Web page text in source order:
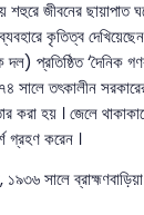
শহুরে জীবনের ছায়াপাত
কৃতিত্ব
দল) প্রতিষ্ঠিত ‘দৈনিক
সালে তৎকালীন
হয় । জেলে
গ্রহণ করেন ।
সালে